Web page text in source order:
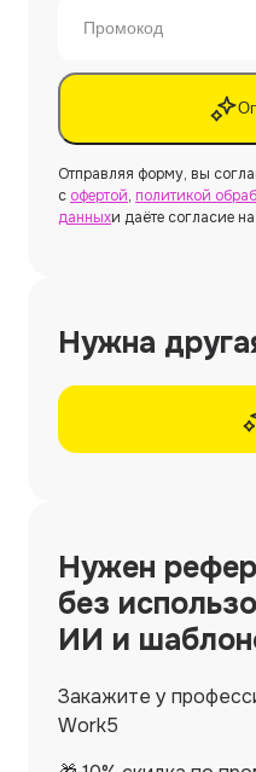
Отправляя форму, вы
с офертой, политикой
данныхи даёте согласие на
Нужна
Нужен
без
ИИ и
Закажите у
Work5